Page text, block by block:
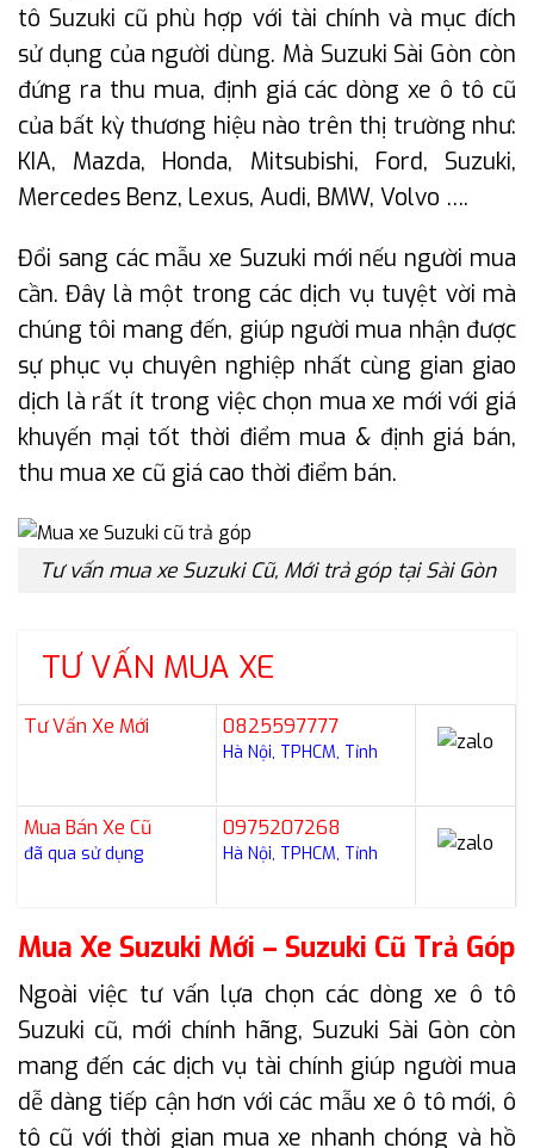
tô Suzuki cũ phù hợp với tài chính và mục đích
sử dụng của người dùng. Mà Suzuki Sài Gòn còn
đứng ra thu mua, định giá các dòng xe ô tô cũ
của bất kỳ thương hiệu nào trên thị trường như:
KIA, Mazda, Honda, Mitsubishi, Ford, Suzuki,
Mercedes Benz, Lexus, Audi, BMW, Volvo ….
Đổi sang các mẫu xe Suzuki mới nếu người mua
cần. Đây là một trong các dịch vụ tuyệt vời mà
chúng tôi mang đến, giúp người mua nhận được
sự phục vụ chuyên nghiệp nhất cùng gian giao
dịch là rất ít trong việc chọn mua xe mới với giá
khuyến mại tốt thời điểm mua & định giá bán,
thu mua xe cũ giá cao thời điểm bán.
Tư vấn mua xe Suzuki Cũ, Mới trả góp tại Sài Gòn
TƯ VẤN MUA XE
Tư Vấn Xe Mới 0825597777
Hà Nội, TPHCM, Tỉnh
Mua Bán Xe Cũ
đã qua sử dụng
0975207268
Hà Nội, TPHCM, Tỉnh
Mua Xe Suzuki Mới – Suzuki Cũ Trả Góp
Ngoài việc tư vấn lựa chọn các dòng xe ô tô
Suzuki cũ, mới chính hãng, Suzuki Sài Gòn còn
mang đến các dịch vụ tài chính giúp người mua
dễ dàng tiếp cận hơn với các mẫu xe ô tô mới, ô
tô cũ với thời gian mua xe nhanh chóng và hồ